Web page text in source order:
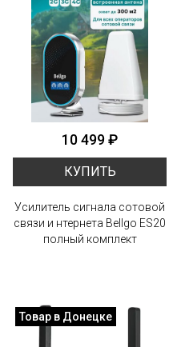
10 499 ₽
КУПИТЬ
Усилитель сигнала сотовой
связи и нтернета Bellgo ES20
полный комплект
Товар в Донецке